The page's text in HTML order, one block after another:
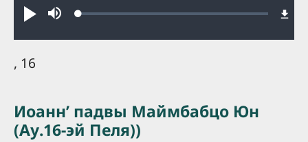
Play MuteLoaded:
, 16
Иоаннʼ падвы Маймбабцо Юн
(Ау.16-эй Пеля))